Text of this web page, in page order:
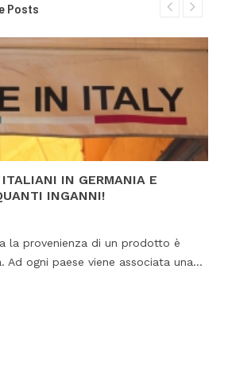
Posts
IN GERMANIA E
INGANNI!
la provenienza di un prodotto è
Ad ogni paese viene associata una...